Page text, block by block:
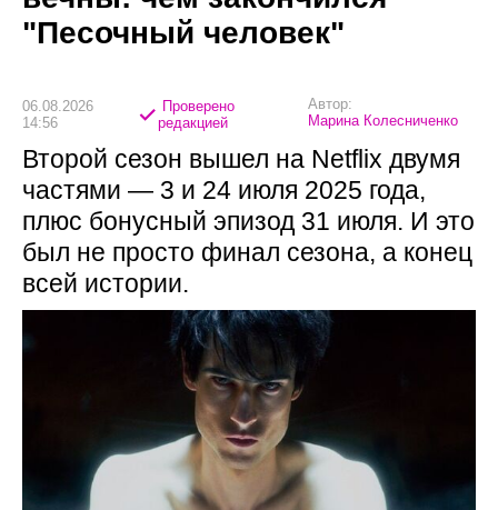
"Песочный человек"
06.08.2026
14:56
Проверено
редакцией
Автор:
Марина Колесниченко
Второй сезон вышел на Netflix двумя
частями — 3 и 24 июля 2025 года,
плюс бонусный эпизод 31 июля. И это
был не просто финал сезона, а конец
всей истории.